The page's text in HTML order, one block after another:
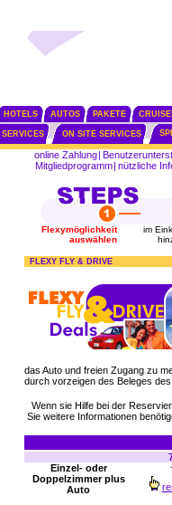
HOTELS AUTOS PAKETE
SERVICES ON SITE SERVICES
online Zahlung|
Mitgliedprogramm | nützliche
Flexymöglichkeit
auswählen
im
FLEXY FLY & DRIVE
das Auto und freien Zugang zu
durch vorzeigen des Beleges
Wenn sie Hilfe bei der
Sie weitere Informationen
Einzel- oder
Doppelzimmer plus
Auto